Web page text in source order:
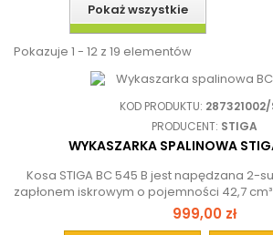
Pokaż wszystkie
Pokazuje 1 - 12 z 19 elementów
KOD PRODUKTU: 287321002/
PRODUCENT: STIGA
WYKASZARKA SPALINOWA
Kosa STIGA BC 545 B jest napędzana 2-
zapłonem iskrowym o pojemności 42,7
koszenie o szerokości 45
999,00 zł